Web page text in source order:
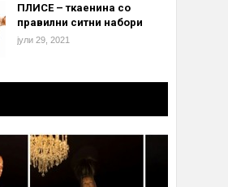
ПЛИСЕ – ткаенина со
правилни ситни набори
јули 29, 2021